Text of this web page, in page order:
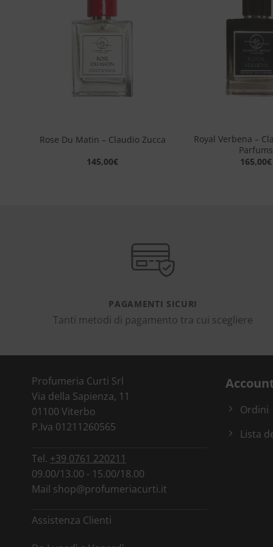
Rose Du Matin – Claudio Zucca
145,00€
Royal Verbena –
Parfums
165,00€
PAGAMENTI SICURI
Tanti metodi di pagamento tra cui scegliere
Profumeria Curti Srl
Via della Sapienza, 11
01100 Viterbo
P.Iva 01211260565
Tel. +39 0761 220211
09.00/13.00 - 15.00/18.00
Mail shop@profumeriacurti.it
Assistenza Clienti
Ordini
Lista